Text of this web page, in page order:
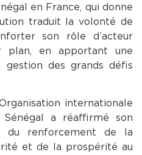
en France, qui donne
traduit la volonté de
son rôle d’acteur
plan, en apportant une
des grands défis
internationale
a réaffirmé son
du renforcement de la
et de la prospérité au